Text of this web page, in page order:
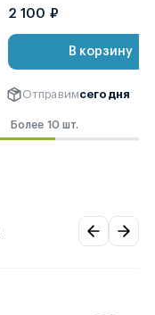
2 100 ₽
В корзину
Отправимсегодня
Более 10 шт.